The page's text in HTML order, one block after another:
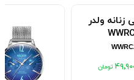
ولدر